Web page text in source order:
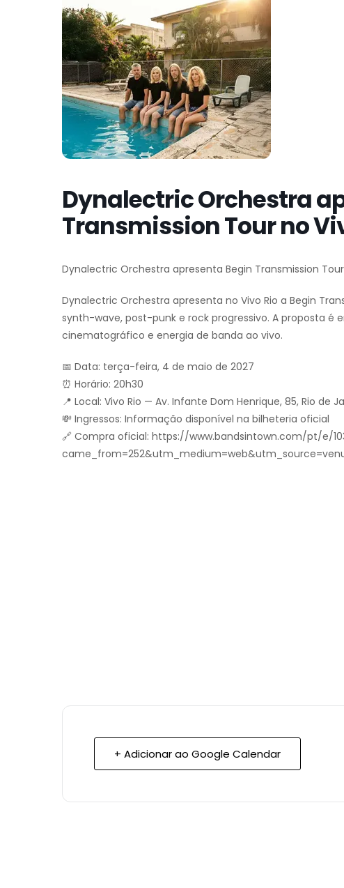
Dynalectric Orchestra
Transmission Tour no
Dynalectric Orchestra apresenta Begin Transmission Tour
Dynalectric Orchestra apresenta no Vivo Rio a Begin
synth-wave, post-punk e rock progressivo. A proposta é
cinematográfico e energia de banda ao vivo.
📅 Data: terça-feira, 4 de maio de 2027
⏰ Horário: 20h30
📍 Local: Vivo Rio — Av. Infante Dom Henrique, 85, Rio de
💸 Ingressos: Informação disponível na bilheteria oficial
🔗 Compra oficial: https://www.bandsintown.com/pt/e/
+ Adicionar ao Google Calendar